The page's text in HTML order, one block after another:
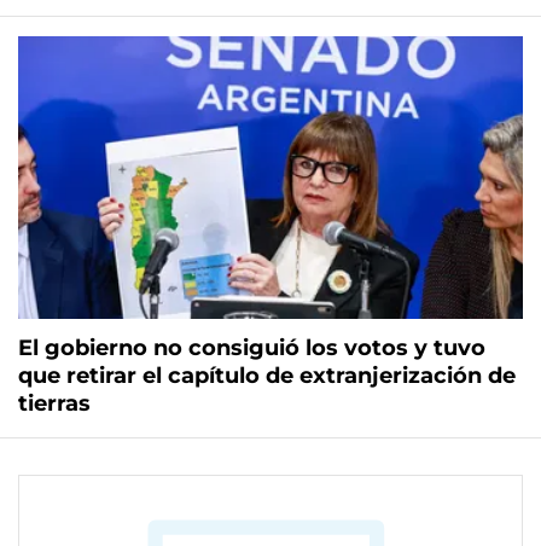
El gobierno no consiguió los votos y tuvo
que retirar el capítulo de extranjerización de
tierras